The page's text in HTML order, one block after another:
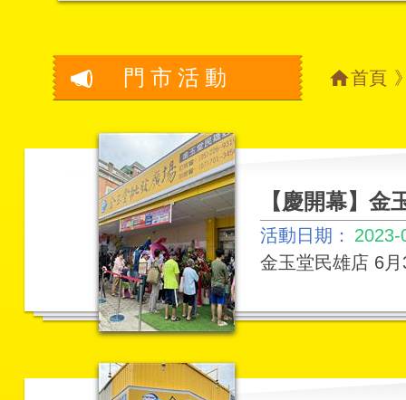
門市活動 首頁
【慶開幕】金
活動日期：
2023-
金玉堂民雄店 6